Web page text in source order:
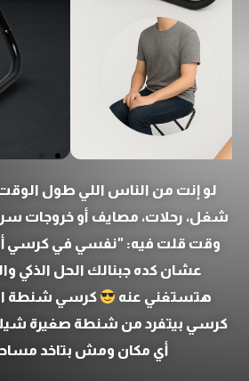
لو إنت من الناس اللي طول
شغل، رحلات، مصايف أو خروجات
وقت قلت فيه: "نفسي في كرسي
عشان كده جبنالك الحل الذكي
هتستغني عنه
كرسي شنطة
كرسي بيتفرد من شنطة صغيرة
أي مكان ومش بتاخد